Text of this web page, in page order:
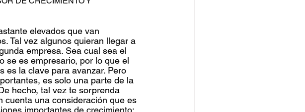
elevados que van
Tal vez algunos quieran llegar a
empresa. Sea cual sea el
se es empresario, por lo que el
es la clave para avanzar. Pero
es solo una parte de la
hecho, tal vez te sorprenda
cuenta una consideración que es
importantes de crecimiento: